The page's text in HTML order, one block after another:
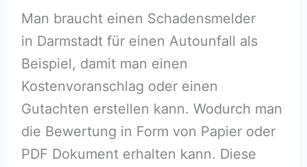
Man braucht einen Schadensmelder
in Darmstadt für einen Autounfall als
Beispiel, damit man einen
Kostenvoranschlag oder einen
Gutachten erstellen kann. Wodurch man
die Bewertung in Form von Papier oder
PDF Dokument erhalten kann. Diese